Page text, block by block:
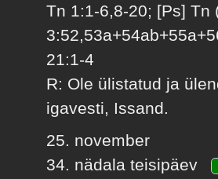
Tn 1:1-6,8-20; [Ps] Tn
21:1-4
R: Ole ülistatud ja
igavesti, Issand.
25. november
34. nädala teisipäev